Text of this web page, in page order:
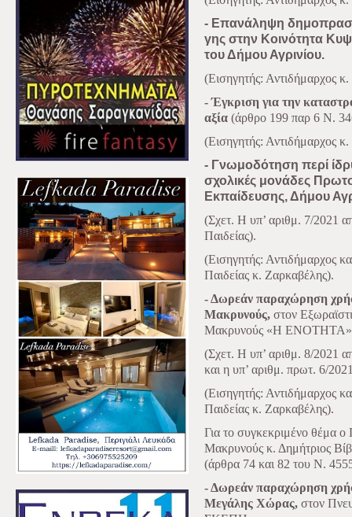
- Επανάληψη
γης στην Κοινότητα
του Δήμου Αγρινίου.
(Εισηγητής: Αντιδήμαρχος
- Έγκριση για την
αξία (άρθρο 199 παρ 6 Ν.
(Εισηγητής: Αντιδήμαρχος
- Γνωμοδότηση περί
σχολικές μονάδες
Εκπαίδευσης, Δήμου
(Σχετ. Η υπ’ αριθμ. 7/2021
Παιδείας).
(Εισηγητής: Αντιδήμαρχος
Παιδείας κ. Ζαρκαβέλης).
- Δωρεάν παραχώρηση
Μακρυνούς, στον
Μακρυνούς «Η
(Σχετ. Η υπ’ αριθμ. 8/2021
και η υπ’ αριθμ. πρωτ. 6/
(Εισηγητής: Αντιδήμαρχος
Παιδείας κ. Ζαρκαβέλης).
Για το συγκεκριμένο θέμα
Μακρυνούς κ. Δημήτριος
(άρθρα 74 και 82 του Ν.
- Δωρεάν παραχώρηση
Μεγάλης Χώρας, στον